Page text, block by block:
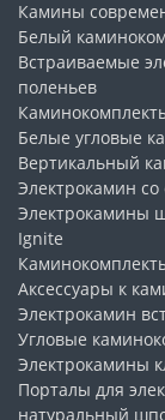
Камины
Белый
Встраиваемые
поленьев
Белые угловые
Вертикальный
Электрокамин со
Электрокамины
Ignite
Аксессуары к
Электрокамин
Угловые
Электрокамины
Порталы для
натуральный